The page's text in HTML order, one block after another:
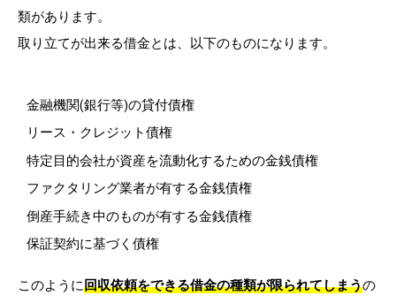
類があります。
取り立てが出来る借金とは、以下のものになります。
金融機関(銀行等)の貸付債権
リース・クレジット債権
特定目的会社が資産を流動化するための金銭債権
ファクタリング業者が有する金銭債権
倒産手続き中のものが有する金銭債権
保証契約に基づく債権
このように回収依頼をできる借金の種類が限られてしまうの